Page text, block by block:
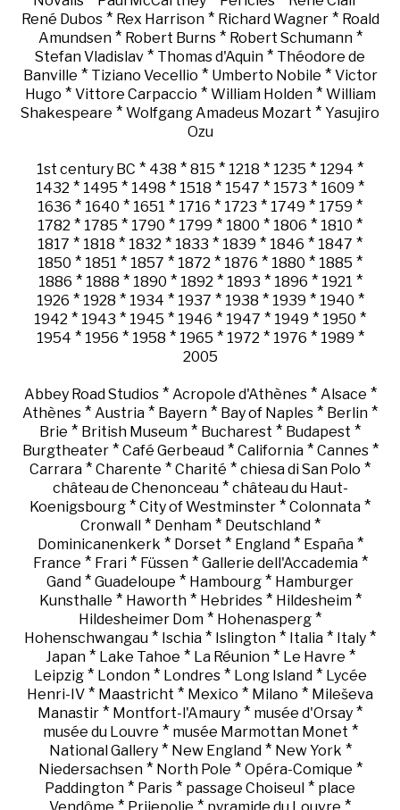
René Dubos* Rex Harrison* Richard Wagner* Roald
Amundsen* Robert Burns* Robert Schumann*
Stefan Vladislav * Thomas d'Aquin * Théodore de
Banville * Tiziano Vecellio * Umberto Nobile * Victor
Hugo * Vittore Carpaccio * William Holden* William
Shakespeare * Wolfgang Amadeus Mozart * Yasujiro
Ozu
1st century BC * 438 * 815 * 1218 * 1235 * 1294 *
1432 * 1495 * 1498 * 1518 * 1547 * 1573 * 1609 *
1636 * 1640 * 1651 * 1716 * 1723 * 1749 * 1759 *
1782 * 1785 * 1790 * 1799 * 1800 * 1806 * 1810 *
1817 * 1818 * 1832 * 1833 * 1839 * 1846 * 1847 *
1850 * 1851 * 1857 * 1872 * 1876 * 1880 * 1885 *
1886 * 1888 * 1890 * 1892 * 1893 * 1896 * 1921 *
1926 * 1928 * 1934 * 1937 * 1938 * 1939 * 1940 *
1942 * 1943 * 1945 * 1946 * 1947 * 1949 * 1950 *
1954 * 1956 * 1958 * 1965 * 1972 * 1976 * 1989 *
2005
Abbey Road Studios* Acropole d'Athènes* Alsace *
Athènes * Austria * Bayern * Bay of Naples * Berlin *
Brie * British Museum * Bucharest * Budapest *
Burgtheater* Café Gerbeaud* California* Cannes*
Carrara * Charente * Charité * chiesa di San Polo *
château de Chenonceau* château du Haut-
Koenigsbourg * City of Westminster * Colonnata *
Cronwall* Denham* Deutschland*
Dominicanenkerk * Dorset * England* España*
France * Frari* Füssen* Gallerie dell'Accademia*
Gand * Guadeloupe * Hambourg * Hamburger
Kunsthalle * Haworth* Hebrides* Hildesheim*
Hildesheimer Dom * Hohenasperg *
Hohenschwangau * Ischia * Islington * Italia * Italy *
Japan* Lake Tahoe * La Réunion* Le Havre *
Leipzig* London* Londres* Long Island* Lycée
Henri-IV * Maastricht * Mexico * Milano * Mileševa
Manastir * Montfort-l'Amaury * musée d'Orsay *
musée du Louvre * musée Marmottan Monet *
National Gallery* New England* New York *
Niedersachsen* North Pole * Opéra-Comique *
Paddington * Paris * passage Choiseul * place
Vendôme * Prijepolje * pyramide du Louvre *